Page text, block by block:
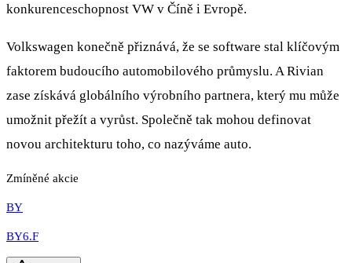
konkurenceschopnost VW v Číně i Evropě.
Volkswagen konečně přiznává, že se software stal klíčovým
faktorem budoucího automobilového průmyslu. A Rivian
zase získává globálního výrobního partnera, který mu může
umožnit přežít a vyrůst. Společně tak mohou definovat
novou architekturu toho, co nazýváme auto.
Zmíněné akcie
BY
BY6.F